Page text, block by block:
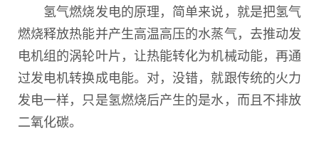
氢气燃烧发电的原理，简单来说，就是把氢气
燃烧释放热能并产生高温高压的水蒸气，去推动发
电机组的涡轮叶片，让热能转化为机械动能，再通
过发电机转换成电能。对，没错，就跟传统的火力
发电一样，只是氢燃烧后产生的是水，而且不排放
二氧化碳。